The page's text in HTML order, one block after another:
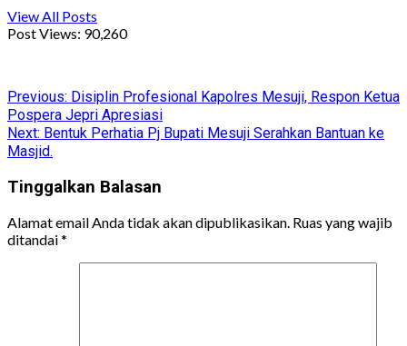
View All Posts
Post Views: 90,260
Share
Post
navigation
Previous: Disiplin Profesional Kapolres Mesuji, Respon Ketua
Pospera Jepri Apresiasi
Next: Bentuk Perhatia Pj Bupati Mesuji Serahkan Bantuan ke
Masjid.
Tinggalkan Balasan
Alamat email Anda tidak akan dipublikasikan. Ruas yang wajib
ditandai*